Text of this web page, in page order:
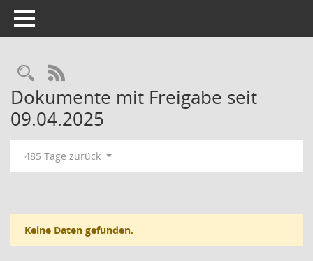
Toggle navigation
RSS-Feed
Dokumente mit Freigabe seit
09.04.2025
485 Tage zurück
Keine Daten gefunden.